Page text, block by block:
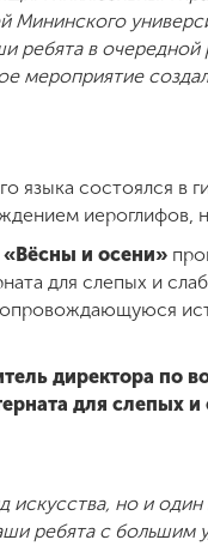
Мининского
ребята в
мероприятие
языка состоялся
иероглифов,
и осени»
для слепых и
директора по
для слепых и
искусства, но и
ребята с